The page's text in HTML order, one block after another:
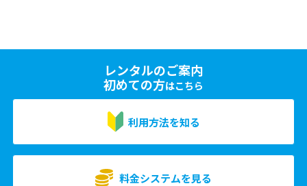
レンタルのご案内
初めての方はこちら
利用方法を知る
料金システムを見る